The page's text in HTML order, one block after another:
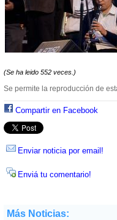
(Se ha leido 552 veces.)
Se permite la reproducción de
Compartir en Facebook
Enviar noticia por email!
Enviá tu comentario!
Más Noticias: